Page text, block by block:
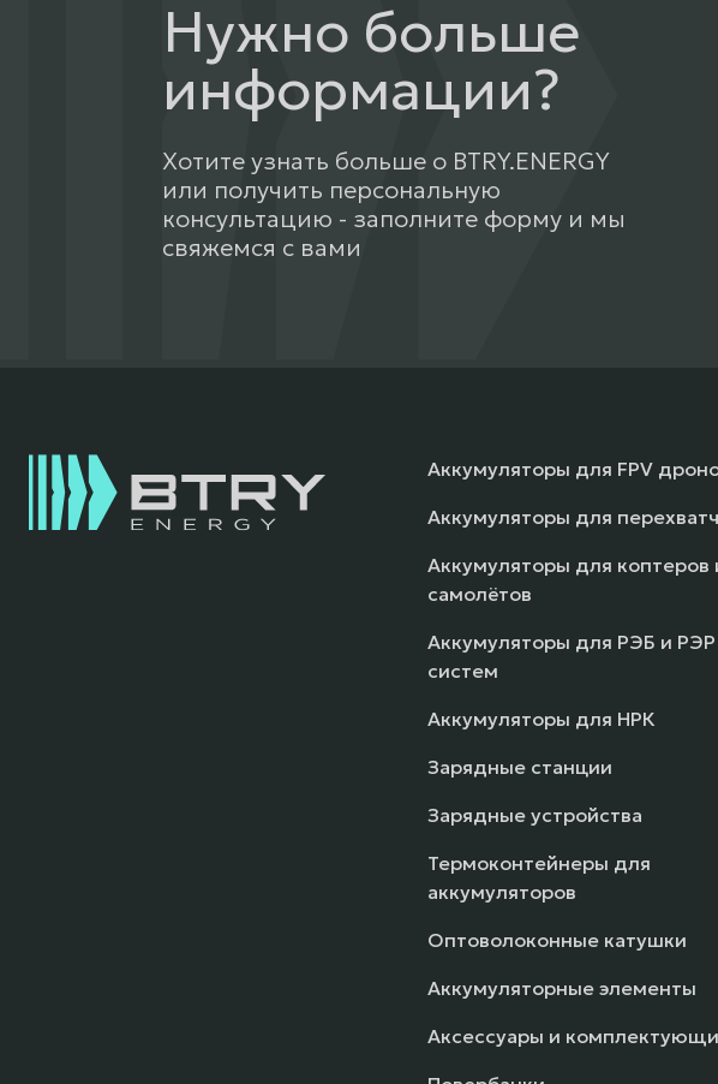
Нужно больше
информации?
Хотите узнать больше о BTRY.ENERGY
или получить персональную
консультацию - заполните форму и мы
свяжемся с вами
Аккумуляторы для FPV
Аккумуляторы для
Аккумуляторы для коптеров
самолётов
Аккумуляторы для РЭБ и РЭР
систем
Аккумуляторы для НРК
Зарядные станции
Зарядные устройства
Термоконтейнеры для
аккумуляторов
Оптоволоконные катушки
Аккумуляторные элементы
Аксессуары и